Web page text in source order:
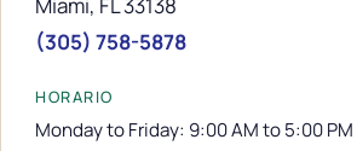
(305) 758-5878
HORARIO
Monday to Friday: 9:00 AM to 5:00 PM